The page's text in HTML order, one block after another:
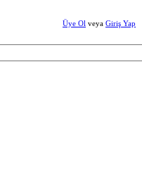
Üye Ol veya Giriş Yap